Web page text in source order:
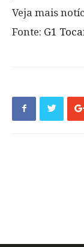
Veja mais
Fonte: G1